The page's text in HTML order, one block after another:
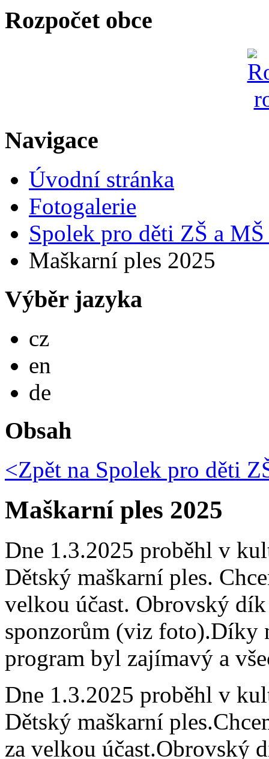
Rozpočet obce
Navigace
Úvodní stránka
Fotogalerie
Spolek pro děti ZŠ a
Maškarní ples 2025
Výběr jazyka
cz
en
de
Obsah
<Zpět na Spolek pro děti
Maškarní ples 2025
Dne 1.3.2025 proběhl v
Dětský maškarní ples.
velkou účast. Obrovský
sponzorům (viz foto).Díky
program byl zajímavý a
Dne 1.3.2025 proběhl v
Dětský maškarní
za velkou účast.Obrovský